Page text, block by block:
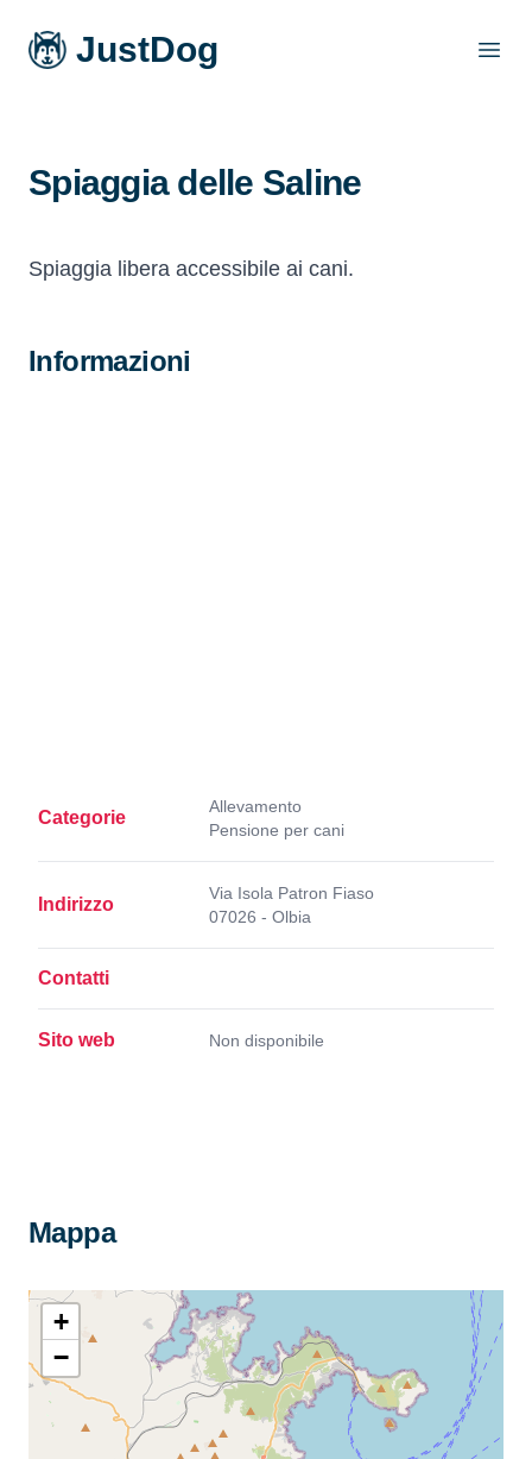
JustDog
Spiaggia delle Saline
Spiaggia libera accessibile ai cani.
Informazioni
Categorie
Allevamento
Pensione per cani
Indirizzo
Via Isola Patron Fiaso
07026 - Olbia
Contatti
Sito web Non disponibile
Mappa
+
−